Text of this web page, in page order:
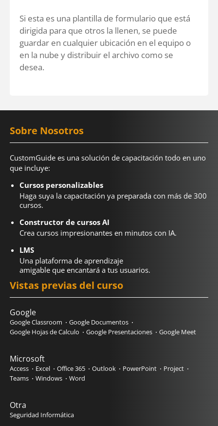
Si esta es una plantilla de formulario que está
dirigida para que otros la llenen, se puede
guardar en cualquier ubicación en el equipo o
en la nube y distribuir el archivo como se
desea.
Sobre Nosotros
CustomGuide es una solución de capacitación todo en uno
que incluye:
Cursos personalizables
Haga suya la capacitación ya preparada con más de 300
cursos.
Constructor de cursos AI
Crea cursos impresionantes en minutos con IA.
LMS
Una plataforma de aprendizaje
amigable que encantará a tus usuarios.
Vistas previas del curso
Google
Google Classroom
Google Documentos
Google Hojas de Calculo
Google Presentaciones Google Meet
Microsoft
Access Excel Office 365 Outlook PowerPoint
Project
Teams
Windows Word
Otra
Seguridad Informática